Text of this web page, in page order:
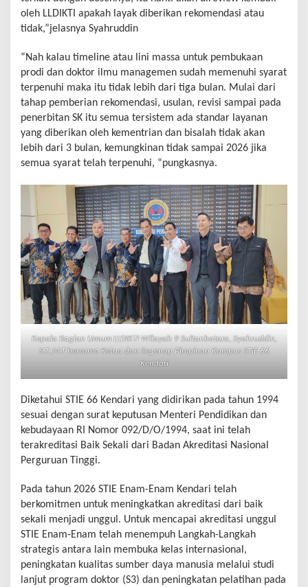
oleh LLDIKTI apakah layak diberikan rekomendasi atau
tidak,”jelasnya Syahruddin
“Nah kalau timeline atau lini massa untuk pembukaan
prodi dan doktor ilmu managemen sudah memenuhi syarat
terpenuhi maka itu tidak lebih dari tiga bulan. Mulai dari
tahap pemberian rekomendasi, usulan, revisi sampai pada
penerbitan SK itu semua tersistem ada standar layanan
yang diberikan oleh kementrian dan bisalah tidak akan
lebih dari 3 bulan, kemungkinan tidak sampai 2026 jika
semua syarat telah terpenuhi, “pungkasnya.
Kepala Bagian Umum LLDIKTI Wilayah 9 Sultanbatara, Syahruddin,
S.T.,M.T bersama Ketua dan Segenap Pimpinan Kampus STIE 66
Kendari
Diketahui STIE 66 Kendari yang didirikan pada tahun 1994
sesuai dengan surat keputusan Menteri Pendidikan dan
kebudayaan RI Nomor 092/D/O/1994, saat ini telah
terakreditasi Baik Sekali dari Badan Akreditasi Nasional
Perguruan Tinggi.
Pada tahun 2026 STIE Enam-Enam Kendari telah
berkomitmen untuk meningkatkan akreditasi dari baik
sekali menjadi unggul. Untuk mencapai akreditasi unggul
STIE Enam-Enam telah menempuh Langkah-Langkah
strategis antara lain membuka kelas internasional,
peningkatan kualitas sumber daya manusia melalui studi
lanjut program doktor (S3) dan peningkatan pelatihan pada